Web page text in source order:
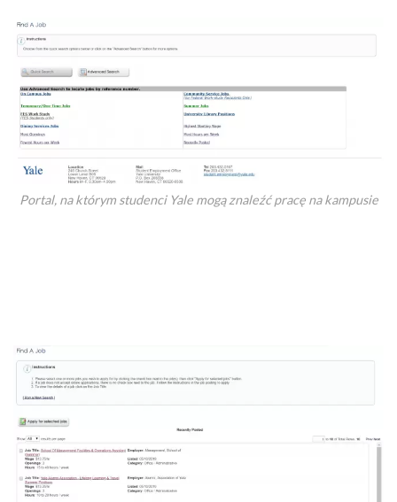
Portal, na którym studenci Yale mogą znaleźć pracę na kampusie